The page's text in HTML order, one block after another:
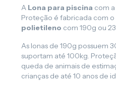
A Lona para piscina com
Proteção é fabricada com o
polietileno com 190g ou
As lonas de 190g possuem
suportam até 100kg.
queda de animais de
crianças de até 10 anos de